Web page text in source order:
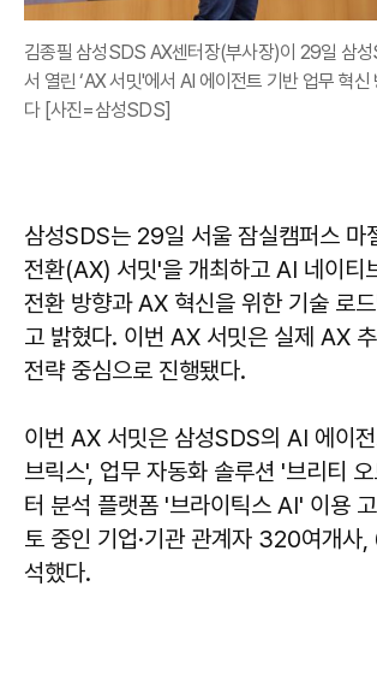
김종필 삼성SDS AX센터장(부사장)이 29일 삼
서 열린 ‘AX 서밋'에서 AI 에이전트 기반 업무 혁신
다 [사진=삼성SDS]
삼성SDS는 29일 서울 잠실캠퍼스 마
전환(AX) 서밋'을 개최하고 AI 네이티
전환 방향과 AX 혁신을 위한 기술 로
고 밝혔다. 이번 AX 서밋은 실제 AX
전략 중심으로 진행됐다.
이번 AX 서밋은 삼성SDS의 AI 에이
브릭스', 업무 자동화 솔루션 '브리티 오
터 분석 플랫폼 '브라이틱스 AI' 이용
토 중인 기업·기관 관계자 320여개사
석했다.